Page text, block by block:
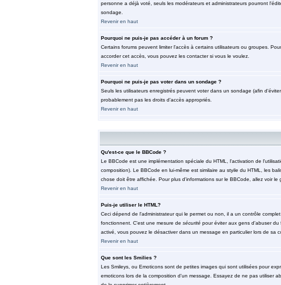
personne a déjà voté, seuls les modérateurs et administrateurs pourront
sondage.
Revenir en haut
Pourquoi ne puis-je pas accéder à un forum ?
Certains forums peuvent limiter l'accès à certains utilisateurs ou groupes.
accorder cet accès, vous pouvez les contacter si vous le voulez.
Revenir en haut
Pourquoi ne puis-je pas voter dans un sondage ?
Seuls les utilisateurs enregistrés peuvent voter dans un sondage (afin
probablement pas les droits d'accès appropriés.
Revenir en haut
Qu'est-ce que le BBCode ?
Le BBCode est une implémentation spéciale du HTML, l'activation de
composition). Le BBCode en lui-même est similaire au styile du HTML, les
chose doit être affichée. Pour plus d'informations sur le BBCode, allez voir le
Revenir en haut
Puis-je utiliser le HTML?
Ceci dépend de l'administrateur qui le permet ou non, il a un contrôle
fonctionnent. C'est une mesure de sécuritépour éviter aux gens d'abuser du
activé, vous pouvez le désactiver dans un message en particulier lors de sa
Revenir en haut
Que sont les Smilies ?
Les Smileys, ou Emoticons sont de petites images qui sont utilisées pour
emoticons lors de la composition d'un message. Essayez de ne pas utiliser